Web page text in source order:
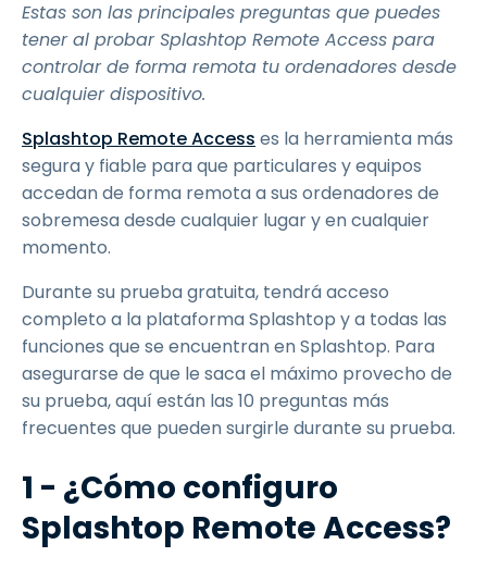
Estas son las principales preguntas que puedes
tener al probar Splashtop Remote Access para
controlar de forma remota tu ordenadores desde
cualquier dispositivo.
Splashtop Remote Access es la herramienta más
segura y fiable para que particulares y equipos
accedan de forma remota a sus ordenadores de
sobremesa desde cualquier lugar y en cualquier
momento.
Durante su prueba gratuita, tendrá acceso
completo a la plataforma Splashtop y a todas las
funciones que se encuentran en Splashtop. Para
asegurarse de que le saca el máximo provecho de
su prueba, aquí están las 10 preguntas más
frecuentes que pueden surgirle durante su prueba.
1 - ¿Cómo configuro
Splashtop Remote Access?